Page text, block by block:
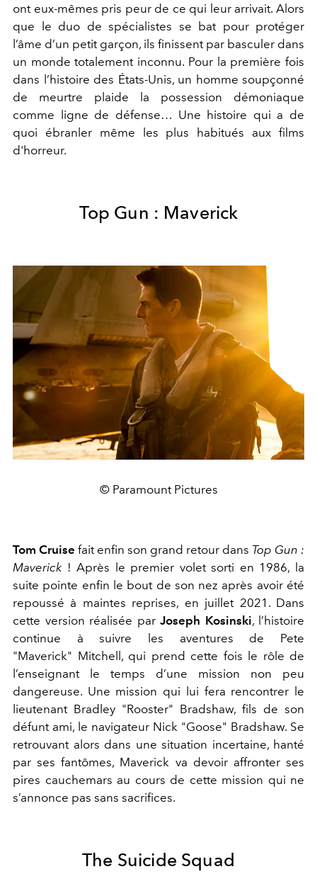
ont eux-mêmes pris peur de ce qui leur arrivait. Alors
que le duo de spécialistes se bat pour protéger
l’âme d’un petit garçon, ils finissent par basculer dans
un monde totalement inconnu. Pour la première fois
dans l’histoire des États-Unis, un homme soupçonné
de meurtre plaide la possession démoniaque
comme ligne de défense… Une histoire qui a de
quoi ébranler même les plus habitués aux films
d'horreur.
Top Gun : Maverick
© Paramount Pictures
Tom Cruise fait enfin son grand retour dans Top Gun :
Maverick ! Après le premier volet sorti en 1986, la
suite pointe enfin le bout de son nez après avoir été
repoussé à maintes reprises, en juillet 2021. Dans
cette version réalisée par Joseph Kosinski, l’histoire
continue à suivre les aventures de Pete
"Maverick" Mitchell, qui prend cette fois le rôle de
l’enseignant le temps d’une mission non peu
dangereuse. Une mission qui lui fera rencontrer le
lieutenant Bradley "Rooster" Bradshaw, fils de son
défunt ami, le navigateur Nick "Goose" Bradshaw. Se
retrouvant alors dans une situation incertaine, hanté
par ses fantômes, Maverick va devoir affronter ses
pires cauchemars au cours de cette mission qui ne
s’annonce pas sans sacrifices.
The Suicide Squad